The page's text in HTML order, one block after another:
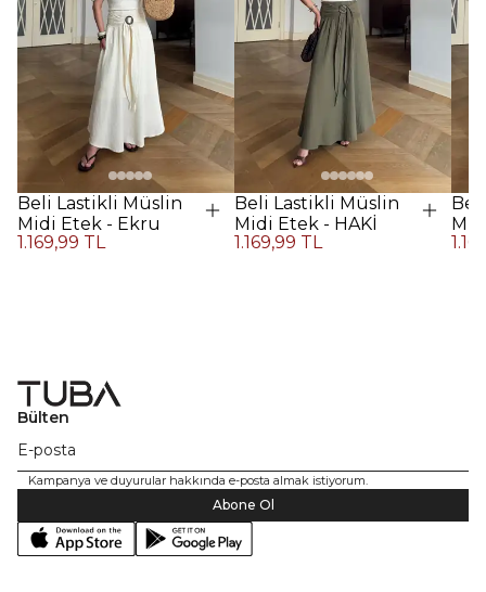
Beli Lastikli Müslin
Midi Etek - Ekru
1.169,99 TL
Beli Lastikli Müslin
Midi Etek - HAKİ
1.169,99 TL
Bülten
Kampanya ve duyurular hakkında e-posta almak istiyorum.
Abone Ol